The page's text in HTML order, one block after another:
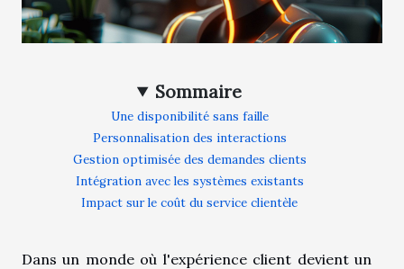
Sommaire
Une disponibilité sans faille
Personnalisation des interactions
Gestion optimisée des demandes clients
Intégration avec les systèmes existants
Impact sur le coût du service clientèle
Dans un monde où l'expérience client devient un